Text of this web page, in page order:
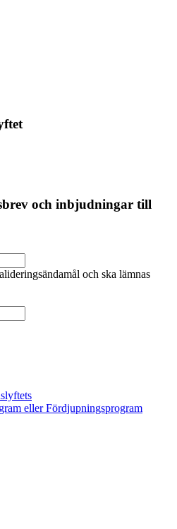
och inbjudningar till
och ska lämnas
eller Fördjupningsprogram